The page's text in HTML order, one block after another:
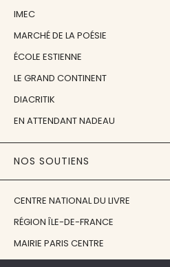
IMEC
MARCHÉ DE LA POÉSIE
ÉCOLE ESTIENNE
LE GRAND CONTINENT
DIACRITIK
EN ATTENDANT NADEAU
NOS SOUTIENS
CENTRE NATIONAL DU LIVRE
RÉGION ÎLE-DE-FRANCE
MAIRIE PARIS CENTRE